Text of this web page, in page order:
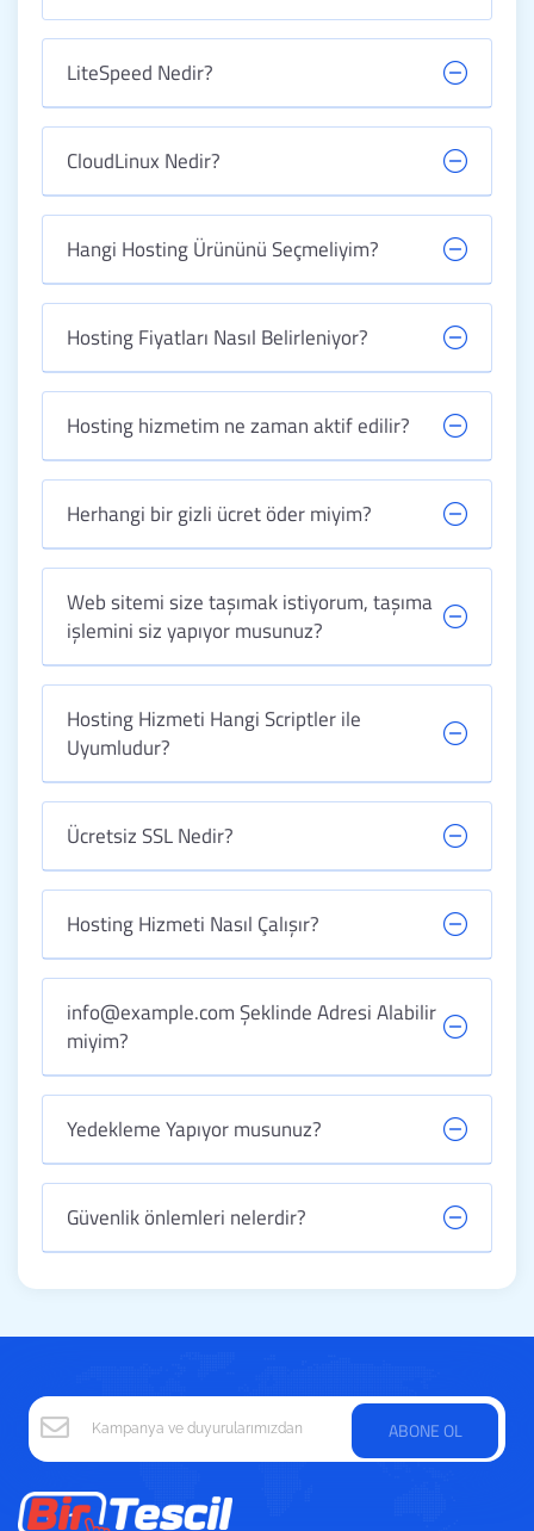
LiteSpeed Nedir?
CloudLinux Nedir?
Hangi Hosting Ürününü Seçmeliyim?
Hosting Fiyatları Nasıl Belirleniyor?
Hosting hizmetim ne zaman aktif edilir?
Herhangi bir gizli ücret öder miyim?
Web sitemi size taşımak istiyorum, taşıma
işlemini siz yapıyor musunuz?
Hosting Hizmeti Hangi Scriptler ile
Uyumludur?
Ücretsiz SSL Nedir?
Hosting Hizmeti Nasıl Çalışır?
info@example.com Şeklinde Adresi Alabilir
miyim?
Yedekleme Yapıyor musunuz?
Güvenlik önlemleri nelerdir?
ABONE OL